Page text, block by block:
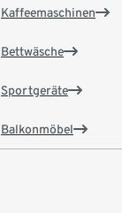
Kaffeemaschinen
Bettwäsche
Sportgeräte
Balkonmöbel